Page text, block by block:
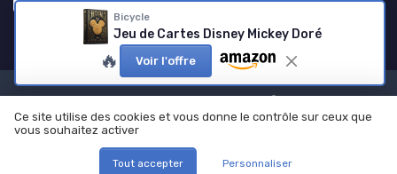
Bicycle
Jeu de Cartes Disney Mickey Doré
🔥 Voir l'offre
Mentions légales
Politique de confidentialité
© Regles de jeux 2026
Ce site utilise des cookies et vous donne le contrôle sur ceux que
vous souhaitez activer
Tout accepter Personnaliser